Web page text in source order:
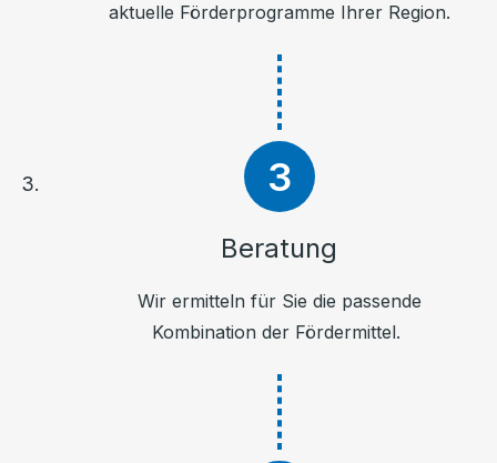
aktuelle Förderprogramme Ihrer Region.
Beratung
Wir ermitteln für Sie die passende
Kombination der Fördermittel.